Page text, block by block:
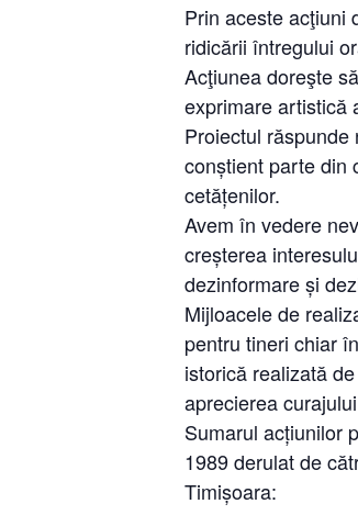
Prin aceste acţiuni
ridicării întregului
Acţiunea doreşte
exprimare artistică
Proiectul
conștient parte din
cetățenilor.
Avem în vedere
creșterea
dezinformare și
Mijloacele de
pentru tineri chiar
istorică realizată
aprecierea
Sumarul acțiunilor
1989 derulat de
Timișoara: